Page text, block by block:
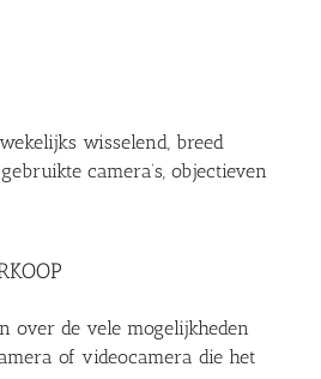
wisselend, breed
camera’s, objectieven
over de vele mogelijkheden
of videocamera die het